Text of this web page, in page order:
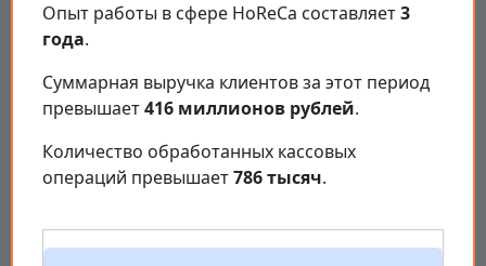
Опыт работы в сфере HoReCa составляет3
года.
Суммарная выручка клиентов за этот период
превышает416 миллионов рублей.
Количество обработанных кассовых
операций превышает786 тысяч.